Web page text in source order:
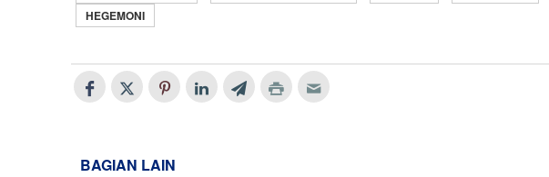
HEGEMONI
BAGIAN LAIN